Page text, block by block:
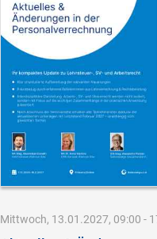
Mittwoch, 13.01.2027, 09:00 -